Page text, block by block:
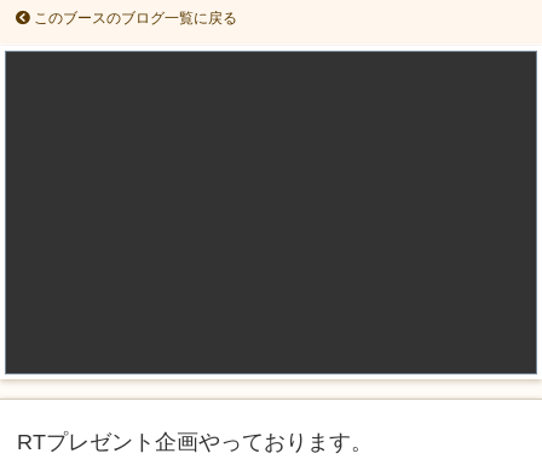
このブースのブログ一覧に戻る
RTプレゼント企画やっております。